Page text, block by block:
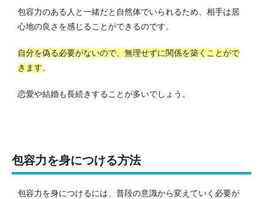
包容力のある人と一緒だと自然体でいられるため、相手は居
心地の良さを感じることができるのです。
自分を偽る必要がないので、無理せずに関係を築くことがで
きます。
恋愛や結婚も長続きすることが多いでしょう。
包容力を身につける方法
包容力を身につけるには、普段の意識から変えていく必要が